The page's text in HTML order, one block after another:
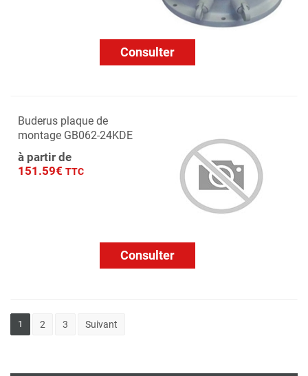
Consulter
Buderus plaque de
montage GB062-24KDE
à partir de
151.59€ TTC
Consulter
1 2 3 Suivant